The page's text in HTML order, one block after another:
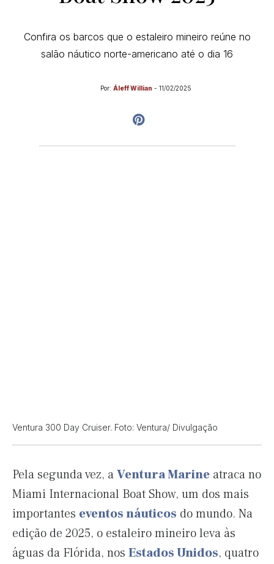
Confira os barcos que o estaleiro mineiro reúne no
salão náutico norte-americano até o dia 16
Por: Áleff Willian - 11/02/2025
Ventura 300 Day Cruiser. Foto: Ventura/ Divulgação
Pela segunda vez, aVentura Marine atraca no
Miami Internacional Boat Show, um dos mais
importantes eventos náuticos do mundo. Na
edição de 2025, o estaleiro mineiro leva às
águas da Flórida, nos Estados Unidos, quatro